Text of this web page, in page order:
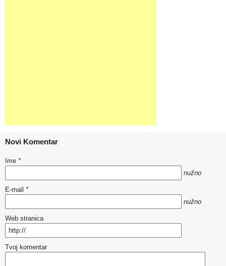
Novi Komentar
Ime *
nužno
E-mail *
nužno
Web stranica
Tvoj komentar